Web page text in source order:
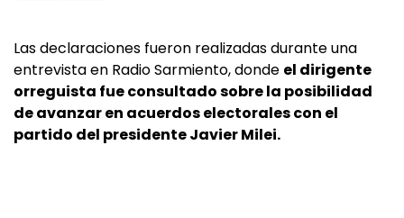
Las declaraciones fueron realizadas durante una
entrevista en Radio Sarmiento, donde el dirigente
orreguista fue consultado sobre la posibilidad
de avanzar en acuerdos electorales con el
partido del presidente Javier Milei.